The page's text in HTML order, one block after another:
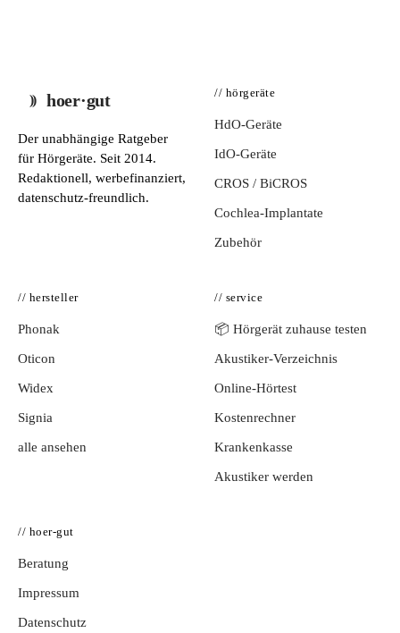
hoer·gut
Der unabhängige Ratgeber
für Hörgeräte. Seit 2014.
Redaktionell, werbefinanziert,
datenschutz-freundlich.
// hörgeräte
HdO-Geräte
IdO-Geräte
CROS / BiCROS
Cochlea-Implantate
Zubehör
// hersteller
Phonak
Oticon
Widex
Signia
alle ansehen
// service
📦 Hörgerät zuhause testen
Akustiker-Verzeichnis
Online-Hörtest
Kostenrechner
Krankenkasse
Akustiker werden
// hoer-gut
Beratung
Impressum
Datenschutz